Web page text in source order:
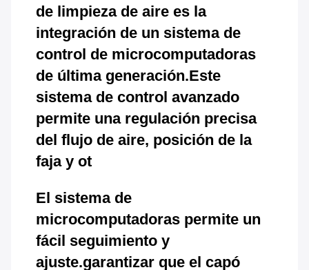
de limpieza de aire es la
integración de un sistema de
control de microcomputadoras
de última generación.Este
sistema de control avanzado
permite una regulación precisa
del flujo de aire, posición de la
faja y ot
El sistema de
microcomputadoras permite un
fácil seguimiento y
ajuste.garantizar que el capó